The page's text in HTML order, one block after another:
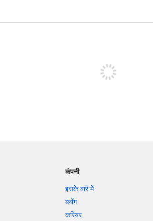
कंपनी
इसके बारे में
ब्लॉग
करियर